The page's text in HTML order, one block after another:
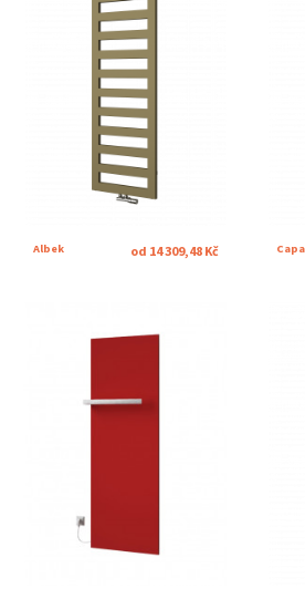
Albek od 14 309,48 Kč